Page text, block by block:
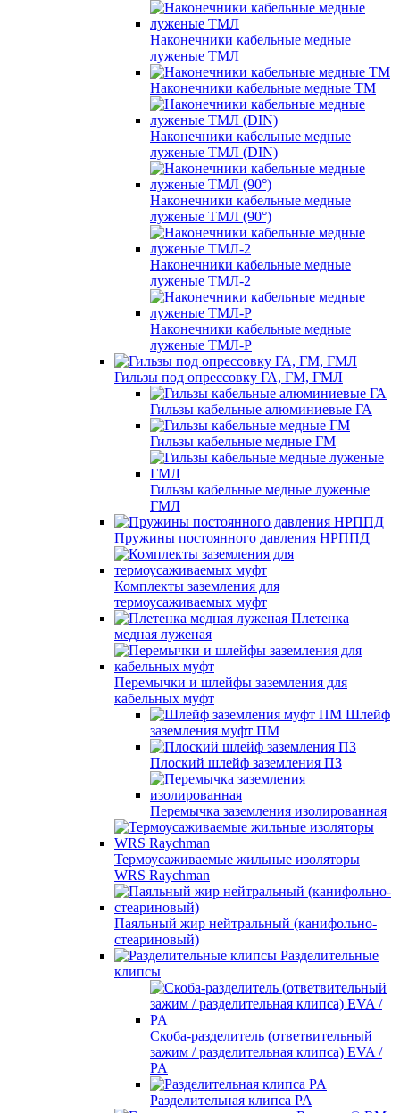
Наконечники кабельные медные
луженые ТМЛ
Наконечники кабельные медные ТМ
Наконечники кабельные медные
луженые ТМЛ (DIN)
Наконечники кабельные медные
луженые ТМЛ (90°)
Наконечники кабельные медные
луженые ТМЛ-2
Наконечники кабельные медные
луженые ТМЛ-Р
Гильзы под опрессовку ГА, ГМ, ГМЛ
Гильзы кабельные алюминиевые ГА
Гильзы кабельные медные ГМ
Гильзы кабельные медные луженые
ГМЛ
Пружины постоянного давления НРППД
Комплекты заземления для
термоусаживаемых муфт
Плетенка
медная луженая
Перемычки и шлейфы заземления для
кабельных муфт
Шлейф
заземления муфт ПМ
Плоский шлейф заземления ПЗ
Перемычка заземления изолированная
Термоусаживаемые жильные изоляторы
WRS Raychman
Паяльный жир нейтральный (канифольно-
стеариновый)
Разделительные
клипсы
Скоба-разделитель (ответвительный
зажим / разделительная клипса) EVA /
PA
Разделительная клипса PA